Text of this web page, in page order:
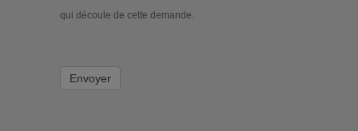
qui découle de cette demande.
Envoyer